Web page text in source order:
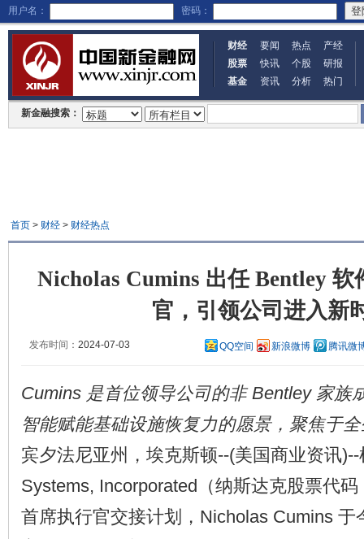
用户名： 密码：
财经 要闻 热点
产经
股票
快讯 个股
研报
基金
资讯 分析 热门
新金融搜索：
首页> 财经> 财经热点
Nicholas Cumins 出任 Bentley 软
官，引领公司进入新
发布时间： 2024-07-03 QQ空间 新浪微博 腾讯微
Cumins 是首位领导公司的非 Bentley 家族
智能赋能基础设施恢复力的愿景，聚焦于
宾夕法尼亚州，埃克斯顿--(美国商业资讯
Systems, Incorporated（纳斯达克股票代
首席执行官交接计划，Nicholas Cumins 于